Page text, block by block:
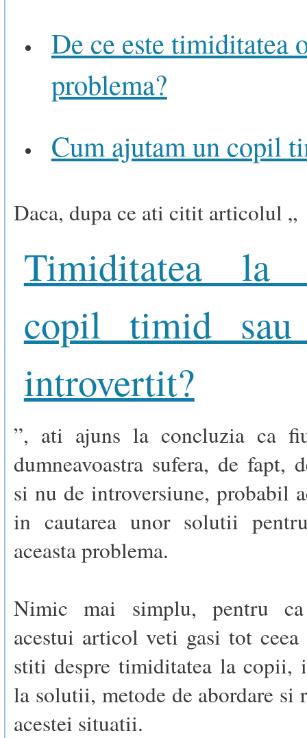
De ce este timiditatea
problema?
Cum ajutam un copil
Daca, dupa ce ati citit articolul „
Timiditatea la
copil timid
introvertit?
”, ati ajuns la concluzia ca
dumneavoastra sufera, de fapt,
si nu de introversiune, probabil
in cautarea unor solutii
aceasta problema.
Nimic mai simplu, pentru
acestui articol veti gasi tot
stiti despre timiditatea la copii,
la solutii, metode de abordare si
acestei situatii.